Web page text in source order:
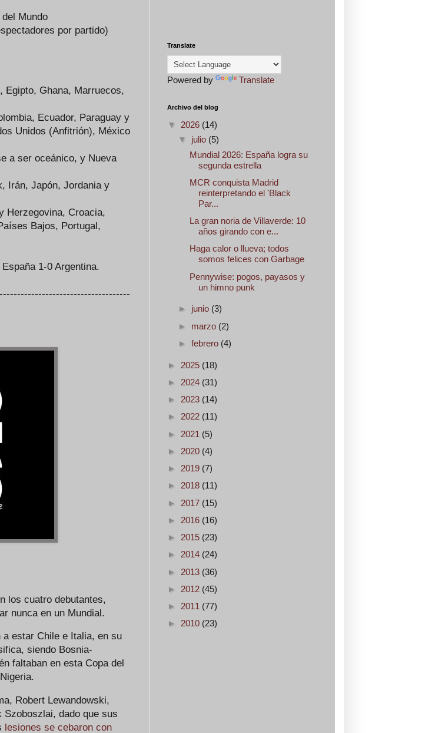
Mundo
por partido)
Egipto, Ghana, Marruecos,
Ecuador, Paraguay y
Unidos (Anfitrión), México
a ser oceánico, y Nueva
Irán, Japón, Jordania y
Herzegovina, Croacia,
Bajos, Portugal,
1-0 Argentina.
los cuatro debutantes,
nunca en un Mundial.
estar Chile e Italia, en su
siendo Bosnia-
faltaban en esta Copa del
Robert Lewandowski,
dado que sus
lesiones se cebaron con
Translate
Powered by Translate
Archivo del blog
▼ 2026 (14)
▼ julio (5)
Mundial 2026: España logra su
segunda estrella
MCR conquista Madrid
reinterpretando el 'Black
Par...
La gran noria de Villaverde: 10
años girando con e...
Haga calor o llueva; todos
somos felices con Garbage
Pennywise: pogos, payasos y
un himno punk
► junio (3)
► marzo (2)
► febrero (4)
► 2025 (18)
► 2024 (31)
► 2023 (14)
► 2022 (11)
► 2021 (5)
► 2020 (4)
► 2019 (7)
► 2018 (11)
► 2017 (15)
► 2016 (16)
► 2015 (23)
► 2014 (24)
► 2013 (36)
► 2012 (45)
► 2011 (77)
► 2010 (23)